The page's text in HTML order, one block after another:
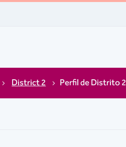
District 2
Perfil de Distrito 2